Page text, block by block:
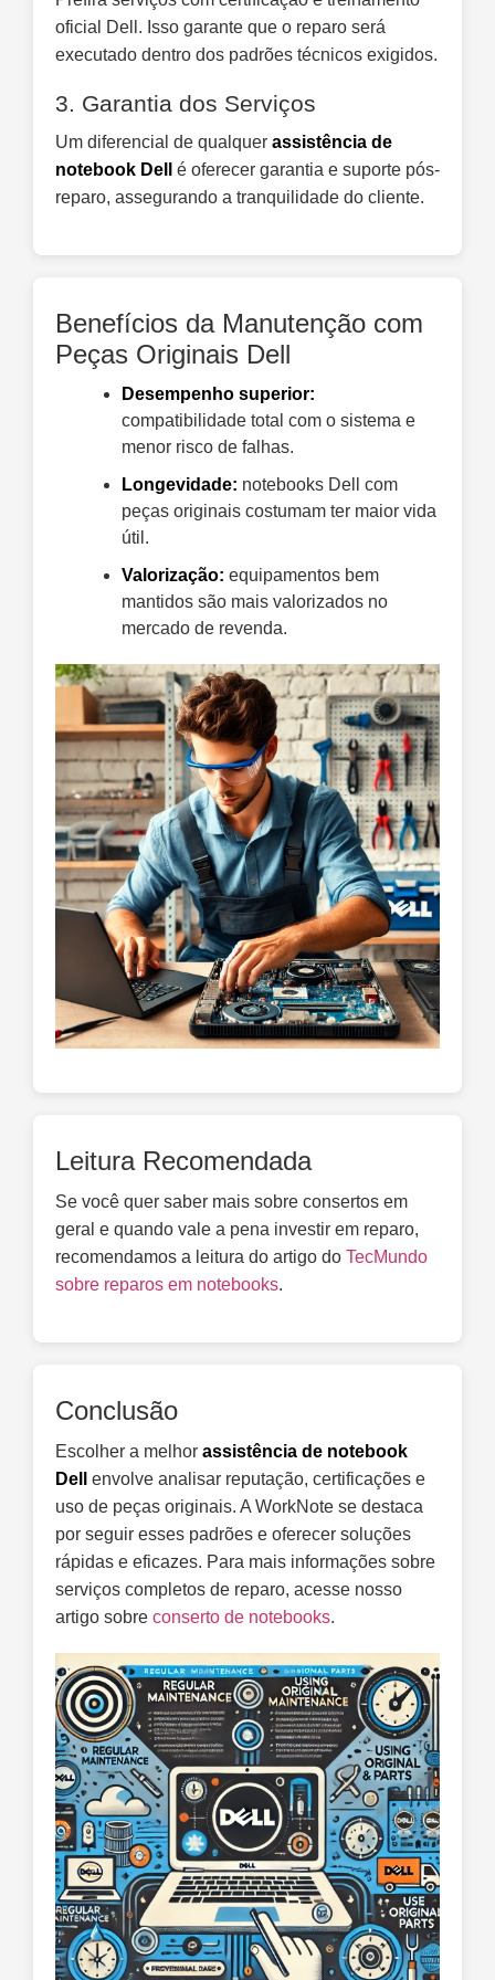
oficial Dell. Isso garante que o reparo será
executado dentro dos padrões técnicos exigidos.
3. Garantia dos Serviços
Um diferencial de qualquer assistência de
notebook Dell
é oferecer garantia e suporte pós-
reparo, assegurando a tranquilidade do cliente.
Benefícios da Manutenção com
Peças Originais Dell
Desempenho superior:
compatibilidade total com o sistema e
menor risco de falhas.
Longevidade: notebooks Dell com
peças originais costumam ter maior vida
útil.
Valorização: equipamentos bem
mantidos são mais valorizados no
mercado de revenda.
Leitura Recomendada
Se você quer saber mais sobre consertos em
geral e quando vale a pena investir em reparo,
recomendamos a leitura do artigo do TecMundo
sobre reparos em notebooks.
Conclusão
Escolher a melhor assistência de notebook
Dell
envolve analisar reputação, certificações e
uso de peças originais. A WorkNote se destaca
por seguir esses padrões e oferecer soluções
rápidas e eficazes. Para mais informações sobre
serviços completos de reparo, acesse nosso
artigo sobre conserto de notebooks.